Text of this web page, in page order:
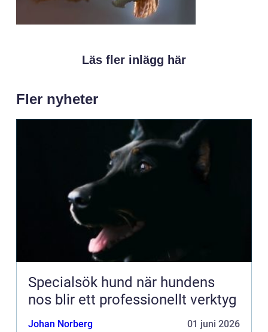
Läs fler inlägg här
Fler nyheter
Specialsök hund när hundens
nos blir ett professionellt verktyg
Johan Norberg 01 juni 2026